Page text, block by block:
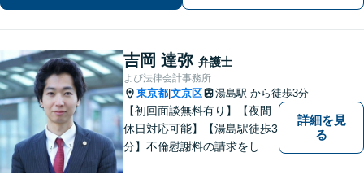
続・刑事事件・企業法務・不貞慰謝料
吉岡 達弥 弁護士
よぴ法律会計事務所
東京都 文京区 湯島駅 から徒歩3分
【初回面談無料有り】【夜間
休日対応可能】【湯島駅徒歩3
分】不倫慰謝料の請求をした
詳細を見
る